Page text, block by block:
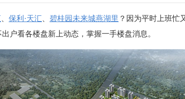
保利·天汇 碧桂园未来城燕湖里 ？因为平时上班忙
户看各楼盘新上动态，掌握一手楼盘消息。